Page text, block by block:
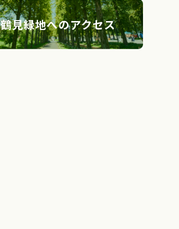
鶴見緑地へのアクセス